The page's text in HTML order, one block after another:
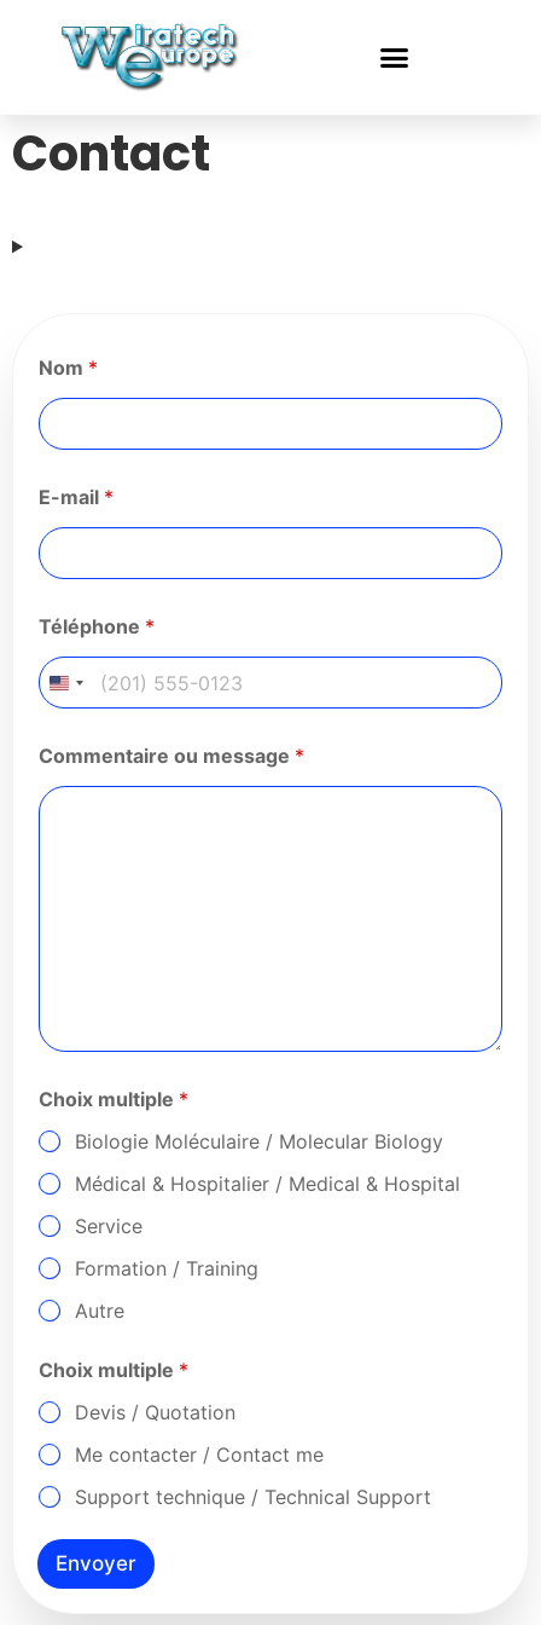
Contact
Nom *
E-mail *
Téléphone *
Commentaire ou message *
m
e
s
s
a
g
e
C
o
m
n
t
a
i
r
e
Choix multiple *
Biologie Moléculaire / Molecular Biology
Médical & Hospitalier / Medical & Hospital
Service
Formation / Training
Autre
Choix multiple *
Devis / Quotation
Me contacter / Contact me
Support technique / Technical Support
Envoyer